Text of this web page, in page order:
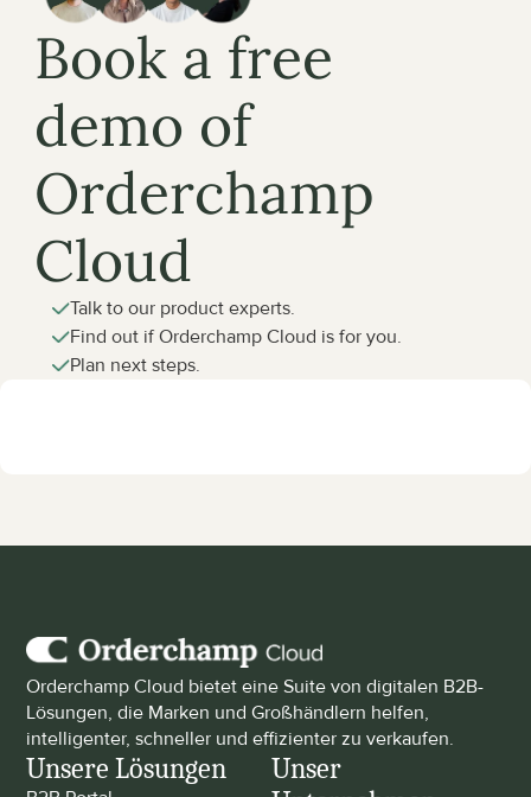
Book a free
demo of
Orderchamp
Cloud
Talk to our product experts.
Find out if Orderchamp Cloud is for you.
Plan next steps.
Orderchamp Cloud bietet eine Suite von digitalen B2B-
Lösungen, die Marken und Großhändlern helfen,
intelligenter, schneller und effizienter zu verkaufen.
Unsere Lösungen
Unser